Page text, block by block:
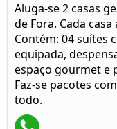
Aluga-se 2 casas
de Fora. Cada
Contém: 04 suítes
equipada,
espaço gourmet e
Faz-se pacotes
todo.